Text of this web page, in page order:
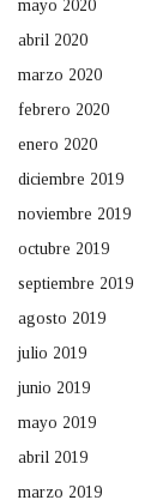
mayo 2020
abril 2020
marzo 2020
febrero 2020
enero 2020
diciembre 2019
noviembre 2019
octubre 2019
septiembre 2019
agosto 2019
julio 2019
junio 2019
mayo 2019
abril 2019
marzo 2019